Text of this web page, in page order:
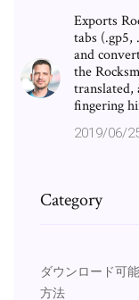
Exports
tabs (.gp5,
and
the
translated,
fingering
2019/06/
Category
ダウンロード可
方法